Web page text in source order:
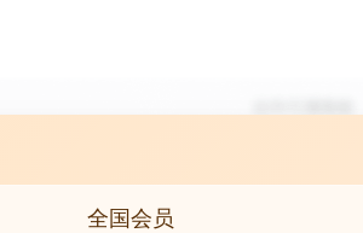
全国会员